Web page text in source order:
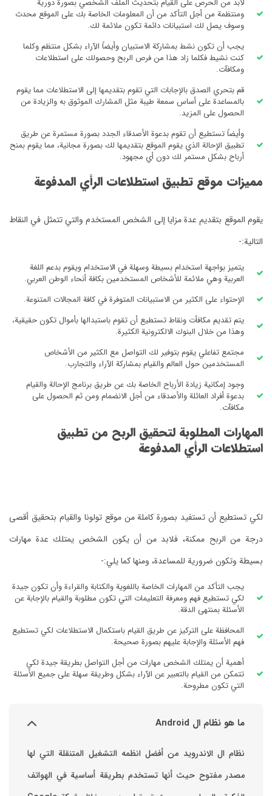
الشخصي بصورة دورية
الخاصة بك على الموقع محدث
ملائمة لك.
الآراء بشكل منتظم وكلما
وحصولك على استطلاعات
إلى الاستطلاعات مما يقوم
الموثوق به والزيادة من
الجدد بصورة مستمرة عن طريق
لك بصورة مجانية، مما يقوم بمنح
الرأي المدفوعة
المستخدم والتي تتمثل في النقاط
الاستخدام ويقوم بدعم اللغة
بكافة أنحاء الوطن العربي.
في كافة المجالات المتنوعة.
باستبدالها بأموال تكون حقيقية،
مع الكثير من الأشخاص
الآراء والتجارب.
طريق برنامج الإحالة والقيام
الانضمام ومن ثم الحصول على
من تطبيق
تولونا والقيام بتحقيق أقصى
الشخص يمتلك عدة مهارات
يلي:-
والكتابة والقراءة وأن تكون جيدة
تكون مطلوبة والقيام بالإجابة عن
باستكمال الاستطلاعات لكي تستطيع
التواصل بطريقة جيدة لكي
وطريقة سهلة على جميع الأسئلة
المتنقلة التي لها
أساسية في الهواتف